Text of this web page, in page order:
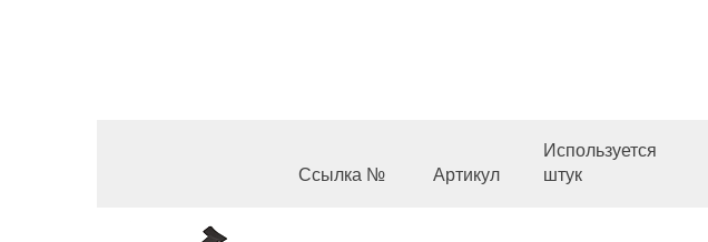
Ссылка № Артикул
Используется
штук